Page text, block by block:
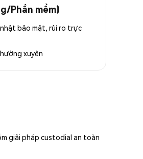
Phần mềm)
bảo mật, rủi ro trực
xuyên
giải pháp custodial an toàn